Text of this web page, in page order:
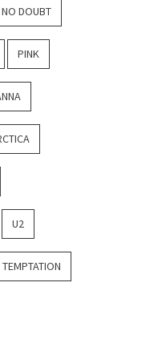
NO DOUBT
PINK
U2